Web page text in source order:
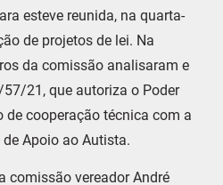
esteve reunida, na quarta-
de projetos de lei. Na
da comissão analisaram e
21, que autoriza o Poder
de cooperação técnica com a
Apoio ao Autista.
comissão vereador André